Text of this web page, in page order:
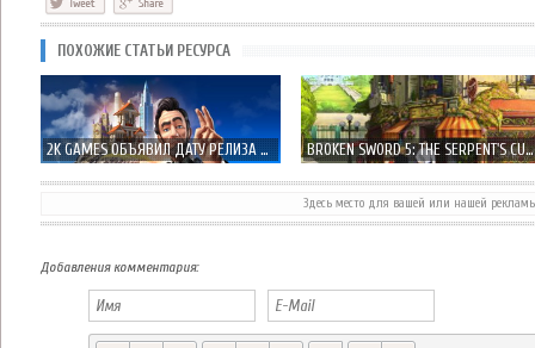
ПОХОЖИЕ СТАТЬИ РЕСУРСА
2K GAMES ОБЪЯВИЛ ДАТУ РЕЛИЗА CIVILIZATION REVOLUTION 2 В APP STORE BROKEN SWORD 5: THE SERPENT'S CURSE - ВОЗРОЖДЕНИЕ КЛАССИКИ
Здесь место для вашей или нашей
Добавления комментария: